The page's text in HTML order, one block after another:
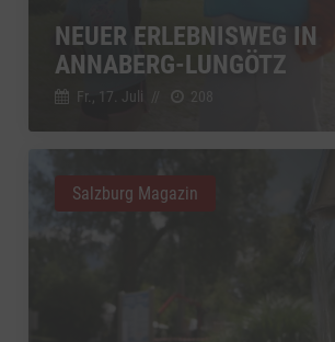
NEUER ERLEBNISWEG IN
ANNABERG-LUNGÖTZ
Fr., 17. Juli 208
Salzburg Magazin